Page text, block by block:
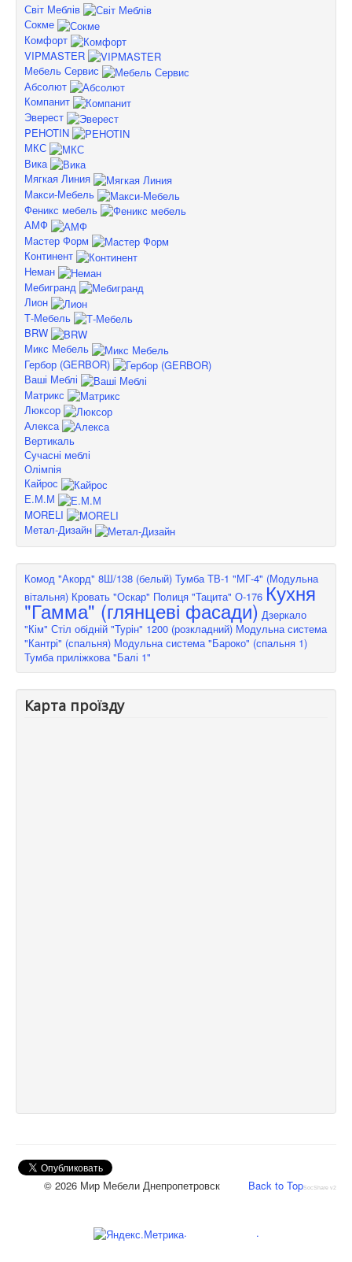
Світ Меблів
Сокме
Комфорт
VIPMASTER
Мебель Сервис
Абсолют
Компанит
Эверест
PEHOTIN
МКС
Вика
Мягкая Линия
Макси-Мебель
Феникс мебель
АМФ
Мастер Форм
Континент
Неман
Мебигранд
Лион
Т-Мебель
BRW
Микс Мебель
Гербор (GERBOR)
Ваші Меблі
Матрикс
Люксор
Алекса
Вертикаль
Сучасні меблі
Олімпія
Кайрос
Е.М.М
MORELI
Метал-Дизайн
Комод "Акорд" 8Ш/138 (белый) Тумба ТВ-1 "МГ-4" (Модульна
вітальня) Кровать "Оскар" Полиця "Тацита" О-176 Кухня
"Гамма" (глянцеві фасади) Дзеркало
"Кім" Стіл обідній "Турін" 1200 (розкладний) Модульна система
"Кантрі" (спальня) Модульна система "Бароко" (спальня 1)
Тумба приліжкова "Балі 1"
Карта проїзду
SocShare v2
Back to Top
© 2026 Мир Мебели Днепропетровск
. .